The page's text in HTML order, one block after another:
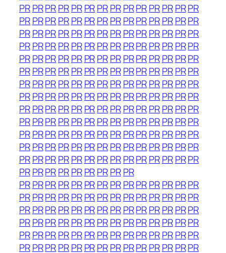
PRPRPRPRPR PRPRPRPRPRPRPR PRPR
PRPRPRPRPR PRPRPRPRPRPRPR PRPR
PRPRPRPRPR PRPRPRPRPRPRPR PRPR
PRPRPRPRPR PRPRPRPRPRPRPR PRPR
PRPRPRPRPR PRPRPRPRPRPRPR PRPR
PRPRPRPRPR PRPRPRPRPRPRPR PRPR
PRPRPRPRPR PRPRPRPRPRPRPR PRPR
PRPRPRPRPR PRPRPRPRPRPRPR PRPR
PRPRPRPRPR PRPRPRPRPRPRPR PRPR
PRPRPRPRPR PRPRPRPRPRPRPR PRPR
PRPRPRPRPR PRPRPRPRPRPRPR PRPR
PRPRPRPRPR PRPRPRPRPRPRPR PRPR
PRPRPRPRPR PRPRPRPRPRPRPR PRPR
PRPRPRPRPR PRPRPRPR
PRPRPRPRPR PRPRPRPRPRPRPR PRPR
PRPRPRPRPR PRPRPRPRPRPRPR PRPR
PRPRPRPRPR PRPRPRPRPRPRPR PRPR
PRPRPRPRPR PRPRPRPRPRPRPR PRPR
PRPRPRPRPR PRPRPRPRPRPRPR PRPR
PRPRPRPRPR PRPRPRPRPRPRPR PRPR